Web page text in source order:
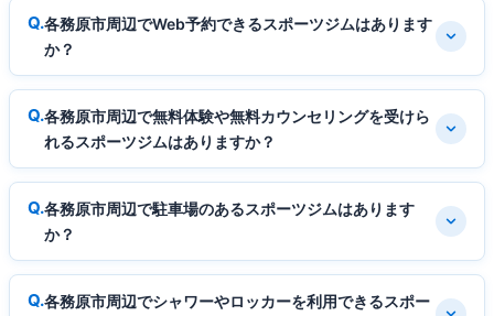
各務原市周辺でWeb予約できるスポーツジムはあります
か？
各務原市周辺で無料体験や無料カウンセリングを受けら
れるスポーツジムはありますか？
各務原市周辺で駐車場のあるスポーツジムはあります
か？
各務原市周辺でシャワーやロッカーを利用できるスポー